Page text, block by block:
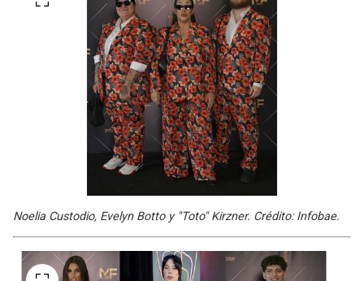
Noelia Custodio, Evelyn Botto y "Toto" Kirzner. Crédito: Infobae.